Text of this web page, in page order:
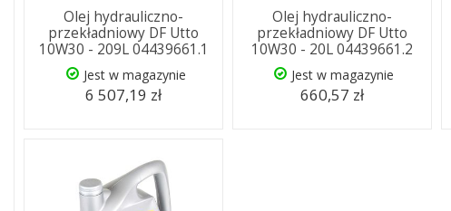
Olej hydrauliczno-
przekładniowy DF Utto
10W30 - 209L 04439661.1
Jest w magazynie
6 507,19 zł
Olej hydrauliczno-
przekładniowy DF Utto
10W30 - 20L 04439661.2
Jest w magazynie
660,57 zł